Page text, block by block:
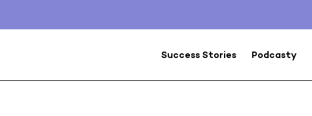
Success Stories Podcasty